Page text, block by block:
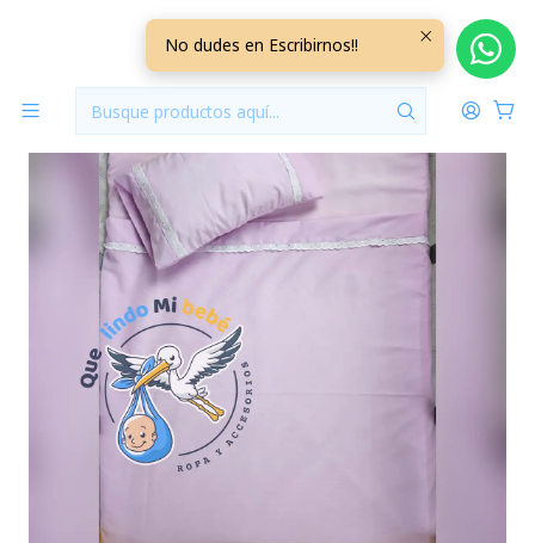
Para Cunas Set Sabana Cuna Lila 3 Piezas
No dudes en Escribirnos!!